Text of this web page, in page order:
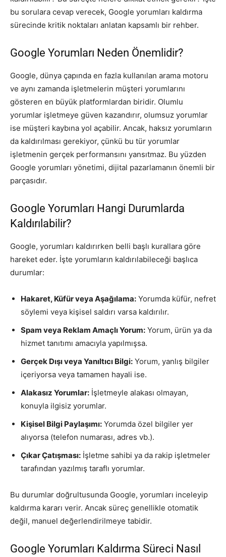
bu sorulara cevap verecek, Google yorumları kaldırma
sürecinde kritik noktaları anlatan kapsamlı bir rehber.
Google Yorumları Neden Önemlidir?
Google, dünya çapında en fazla kullanılan arama motoru
ve aynı zamanda işletmelerin müşteri yorumlarını
gösteren en büyük platformlardan biridir. Olumlu
yorumlar işletmeye güven kazandırır, olumsuz yorumlar
ise müşteri kaybına yol açabilir. Ancak, haksız yorumların
da kaldırılması gerekiyor, çünkü bu tür yorumlar
işletmenin gerçek performansını yansıtmaz. Bu yüzden
Google yorumları yönetimi, dijital pazarlamanın önemli bir
parçasıdır.
Google Yorumları Hangi Durumlarda
Kaldırılabilir?
Google, yorumları kaldırırken belli başlı kurallara göre
hareket eder. İşte yorumların kaldırılabileceği başlıca
durumlar:
Hakaret, Küfür veya Aşağılama: Yorumda küfür, nefret
söylemi veya kişisel saldırı varsa kaldırılır.
Spam veya Reklam Amaçlı Yorum: Yorum, ürün ya da
hizmet tanıtımı amacıyla yapılmışsa.
Gerçek Dışı veya Yanıltıcı Bilgi: Yorum, yanlış bilgiler
içeriyorsa veya tamamen hayali ise.
Alakasız Yorumlar: İşletmeyle alakası olmayan,
konuyla ilgisiz yorumlar.
Kişisel Bilgi Paylaşımı: Yorumda özel bilgiler yer
alıyorsa (telefon numarası, adres vb.).
Çıkar Çatışması: İşletme sahibi ya da rakip işletmeler
tarafından yazılmış taraflı yorumlar.
Bu durumlar doğrultusunda Google, yorumları inceleyip
kaldırma kararı verir. Ancak süreç genellikle otomatik
değil, manuel değerlendirilmeye tabidir.
Google Yorumları Kaldırma Süreci Nasıl